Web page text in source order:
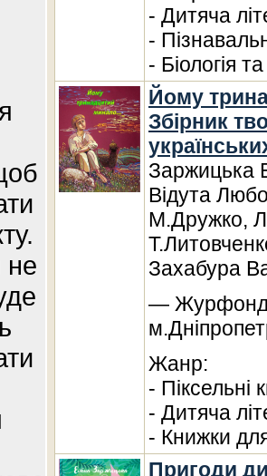
- Дитяча
-
- Біологія
Йому
Збірник
Заржицька
Відута
М.Дружко,
Захабура
—
Жанр:
- Піксельні
- Дитяча
- Книжки
Пригоди